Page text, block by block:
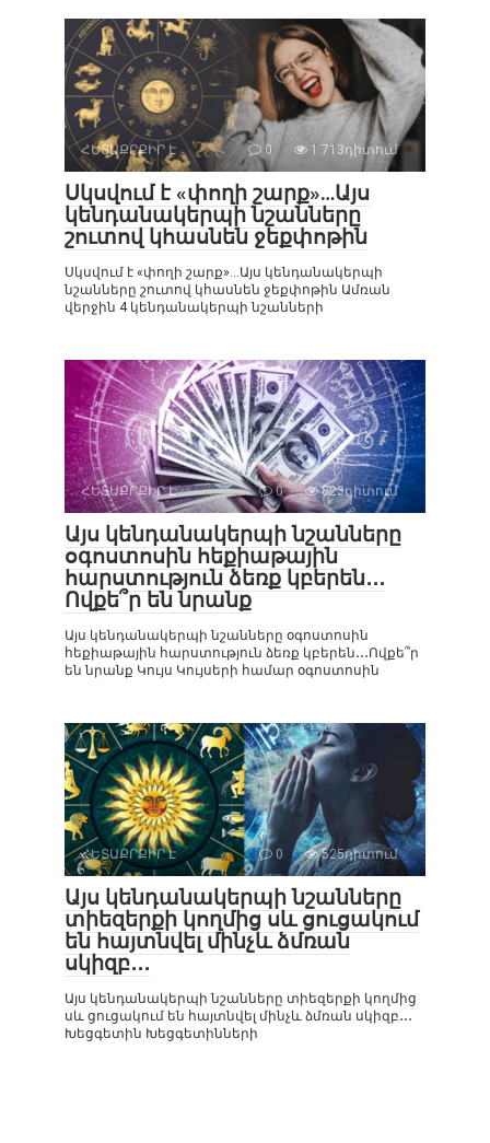
ՀԵՏԱՔՐՔԻՐ Է 0 1 713դիտում
Սկսվում է «փողի շարք»…Այս
կենդանակերպի նշանները
շուտով կհասնեն ջեքփոթին
Սկսվում է «փողի շարք»…Այս կենդանակերպի
նշանները շուտով կհասնեն ջեքփոթին Ամռան
վերջին 4 կենդանակերպի նշանների
ՀԵՏԱՔՐՔԻՐ Է 0 823դիտում
Այս կենդանակերպի նշանները
օգոստոսին հեքիաթային
հարստություն ձեռք կբերեն․․․
Ովքե՞ր են նրանք
Այս կենդանակերպի նշանները օգոստոսին
հեքիաթային հարստություն ձեռք կբերեն․․․Ովքե՞ր
են նրանք Կույս Կույսերի համար օգոստոսին
ՀԵՏԱՔՐՔԻՐ Է 0 525դիտում
Այս կենդանակերպի նշանները
տիեզերքի կողմից սև ցուցակում
են հայտնվել մինչև ձմռան
սկիզբ․․․
Այս կենդանակերպի նշանները տիեզերքի կողմից
սև ցուցակում են հայտնվել մինչև ձմռան սկիզբ․․․
Խեցգետին Խեցգետինների